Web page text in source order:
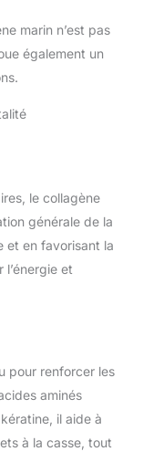
marin n’est pas
également un
le collagène
générale de la
et en favorisant la
et
pour renforcer les
aminés
il aide à
à la casse, tout